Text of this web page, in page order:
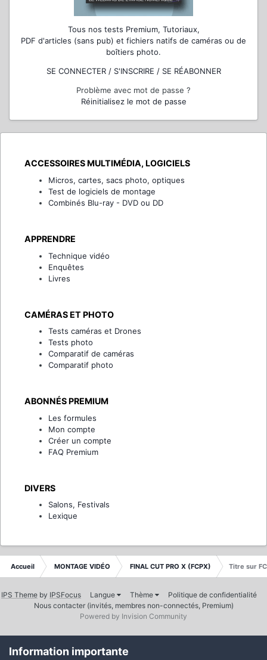
Tous nos tests Premium, Tutoriaux,
PDF d'articles (sans pub) et fichiers natifs de caméras ou de
boîtiers photo.
SE CONNECTER / S'INSCRIRE / SE RÉABONNER
Problème avec mot de passe ?
Réinitialisez le mot de passe
ACCESSOIRES MULTIMÉDIA, LOGICIELS
Micros, cartes, sacs photo, optiques
Test de logiciels de montage
Combinés Blu-ray - DVD ou DD
APPRENDRE
Technique vidéo
Enquêtes
Livres
CAMÉRAS ET PHOTO
Tests caméras et Drones
Tests photo
Comparatif de caméras
Comparatif photo
ABONNÉS PREMIUM
Les formules
Mon compte
Créer un compte
FAQ Premium
DIVERS
Salons, Festivals
Lexique
Accueil MONTAGE VIDÉO FINAL CUT PRO X (FCPX) Titre sur
IPS Theme by IPSFocus Langue Thème
Politique de confidentialité
Nous contacter (invités, membres non-connectés, Premium)
Powered by Invision Community
Information importante